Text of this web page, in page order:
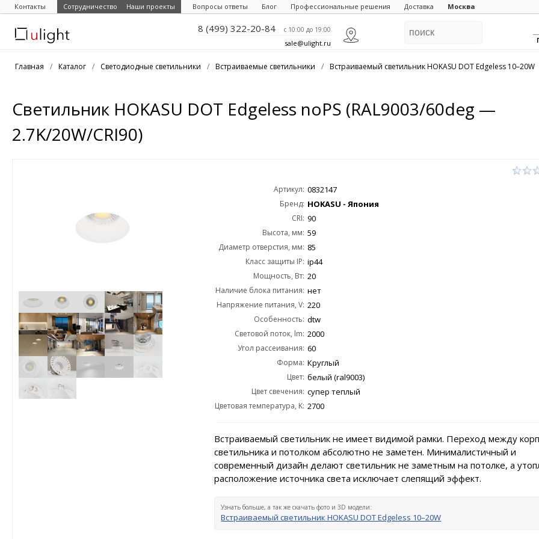
Контакты Сотрудничество Наши проекты Вопросы ответы Блог Профессиональные решения Доставка Москва
8 (499) 322-20-84 c 10:00 до 19:00
sale@ulight.ru
Главная / Каталог / Светодиодные светильники / Встраиваемые светильники / Встраиваемый светильник HOKASU DOT Edgeless 10–20W
Светильник HOKASU DOT Edgeless noPS (RAL9003/60deg —
2.7K/20W/CRI90)
Артикул: 0832147
Бренд: HOKASU - Япония
CRI: 90
Высота, мм: 59
Диаметр отверстия, мм: 85
Класс защиты IP: ip44
Мощность, Вт: 20
Наличие блока питания: нет
Напряжение питания, V: 220
Особенность: dtw
Световой поток, lm: 2000
Угол рассеивания: 60
Форма: Круглый
Цвет: белый (ral9003)
Цвет свечения: супер теплый
Цветовая температура, K: 2700
Встраиваемый светильник не имеет видимой рамки. Переход между
светильника и потолком абсолютно не заметен. Минималистичный и
современный дизайн делают светильник не заметным на потолке, а
расположение источника света исключает слепящий эффект.
Узнать больше, а так же скачать фото и 3D модели:
Встраиваемый светильник HOKASU DOT Edgeless 10–20W